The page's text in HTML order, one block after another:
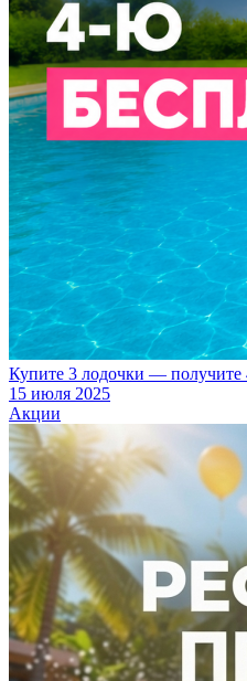
Купите 3 лодочки —
15 июля 2025
Акции